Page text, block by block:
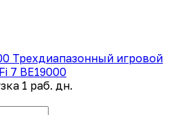
Трехдиапазонный игровой
7 BE19000
1 раб. дн.